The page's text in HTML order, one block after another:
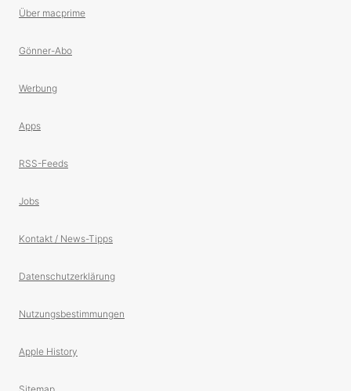
Über macprime
Gönner-Abo
Werbung
Apps
RSS-Feeds
Jobs
Kontakt / News-Tipps
Datenschutzerklärung
Nutzungsbestimmungen
Apple History